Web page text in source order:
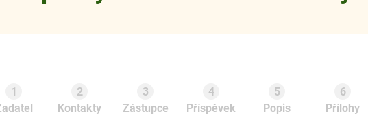
1
2
Kontakty
3
Zástupce
4
Příspěvek
5
Popis
6
Přílohy